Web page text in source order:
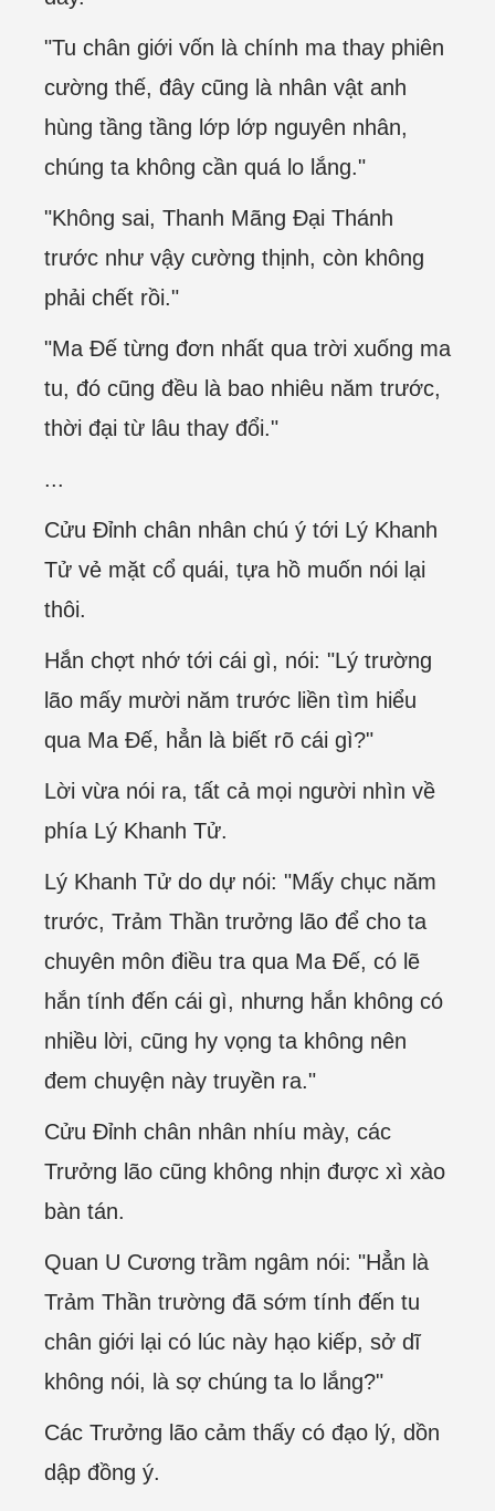
"Tu chân giới vốn là chính ma thay phiên
cường thế, đây cũng là nhân vật anh
hùng tầng tầng lớp lớp nguyên nhân,
chúng ta không cần quá lo lắng."
"Không sai, Thanh Mãng Đại Thánh
trước như vậy cường thịnh, còn không
phải chết rồi."
"Ma Đế từng đơn nhất qua trời xuống ma
tu, đó cũng đều là bao nhiêu năm trước,
thời đại từ lâu thay đổi."
...
Cửu Đỉnh chân nhân chú ý tới Lý Khanh
Tử vẻ mặt cổ quái, tựa hồ muốn nói lại
thôi.
Hắn chợt nhớ tới cái gì, nói: "Lý trường
lão mấy mười năm trước liền tìm hiểu
qua Ma Đế, hẳn là biết rõ cái gì?"
Lời vừa nói ra, tất cả mọi người nhìn về
phía Lý Khanh Tử.
Lý Khanh Tử do dự nói: "Mấy chục năm
trước, Trảm Thần trưởng lão để cho ta
chuyên môn điều tra qua Ma Đế, có lẽ
hắn tính đến cái gì, nhưng hắn không có
nhiều lời, cũng hy vọng ta không nên
đem chuyện này truyền ra."
Cửu Đỉnh chân nhân nhíu mày, các
Trưởng lão cũng không nhịn được xì xào
bàn tán.
Quan U Cương trầm ngâm nói: "Hẳn là
Trảm Thần trường đã sớm tính đến tu
chân giới lại có lúc này hạo kiếp, sở dĩ
không nói, là sợ chúng ta lo lắng?"
Các Trưởng lão cảm thấy có đạo lý, dồn
dập đồng ý.